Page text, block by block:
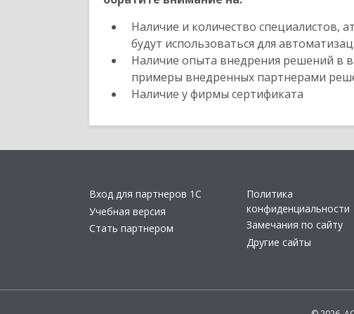
Наличие и количество специалистов,
будут использоваться для
Наличие опыта внедрения решений в
примеры внедренных партнерами
Наличие у фирмы сертификата
Вход для партнеров 1С
Учебная версия
Стать партнером
Политика
конфиденциальности
Замечания по сайту
Другие сайты